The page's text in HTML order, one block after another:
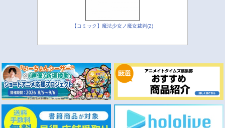
【コミック】魔法少女ノ魔女裁判(2)